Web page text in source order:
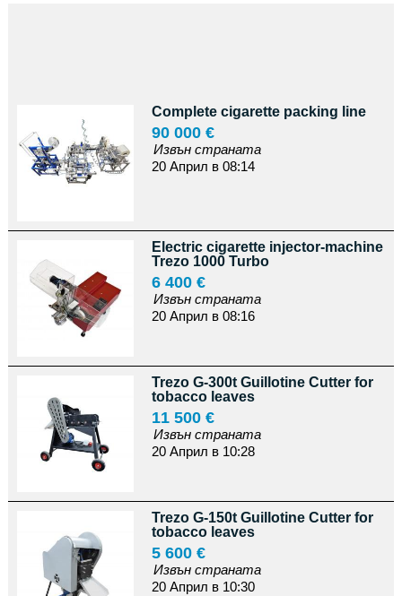
Complete cigarette packing line
90 000 €
Извън страната
20 Април в 08:14
Electric cigarette injector-machine
Trezo 1000 Turbo
6 400 €
Извън страната
20 Април в 08:16
Trezo G-300t Guillotine Cutter for
tobacco leaves
11 500 €
Извън страната
20 Април в 10:28
Trezo G-150t Guillotine Cutter for
tobacco leaves
5 600 €
Извън страната
20 Април в 10:30